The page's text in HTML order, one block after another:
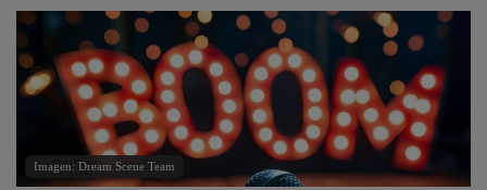
Imagen: Dream Scene Team